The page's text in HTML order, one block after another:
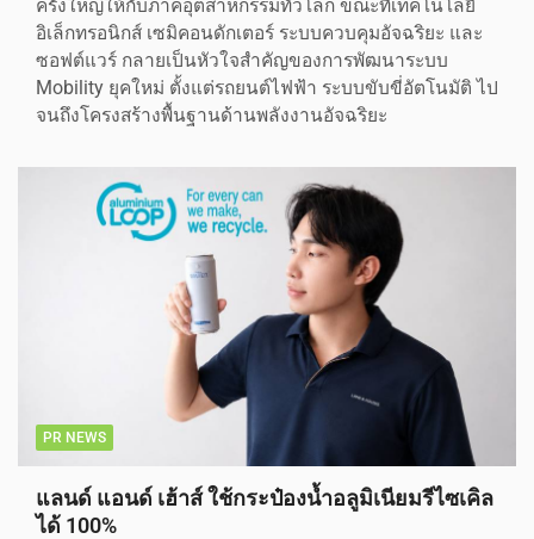
ครั้งใหญ่ให้กับภาคอุตสาหกรรมทั่วโลก ขณะที่เทคโนโลยี
อิเล็กทรอนิกส์ เซมิคอนดักเตอร์ ระบบควบคุมอัจฉริยะ และ
ซอฟต์แวร์ กลายเป็นหัวใจสำคัญของการพัฒนาระบบ
Mobility ยุคใหม่ ตั้งแต่รถยนต์ไฟฟ้า ระบบขับขี่อัตโนมัติ ไป
จนถึงโครงสร้างพื้นฐานด้านพลังงานอัจฉริยะ
PR NEWS
แลนด์ แอนด์ เฮ้าส์ ใช้กระป๋องน้ำอลูมิเนียมรีไซเคิล
ได้ 100%